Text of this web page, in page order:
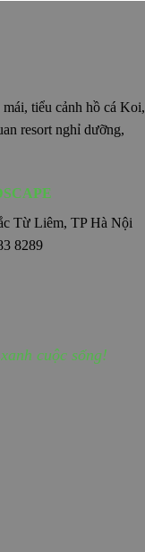
tiểu cảnh hồ cá Koi,
resort nghỉ dưỡng,
Từ Liêm, TP Hà Nội
8289
cuộc sống!